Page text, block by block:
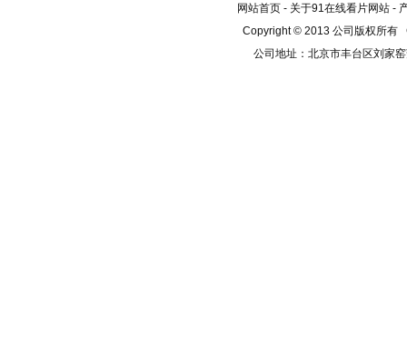
网站首页 - 关于91在线看片网站 -
Copyright © 2013 公司版权所有
公司地址：北京市丰台区刘家